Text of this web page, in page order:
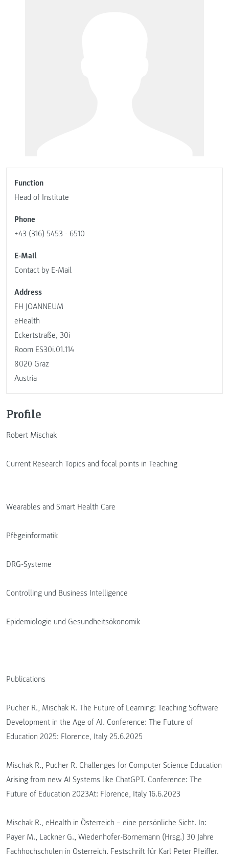
Function
Head of Institute
Phone
+43 (316) 5453 - 6510
E-Mail
Contact by E-Mail
Address
FH JOANNEUM
eHealth
Eckertstraße, 30i
Room ES30i.01.114
8020 Graz
Austria
Profile
Robert Mischak
Current Research Topics and focal points in Teaching
Wearables and Smart Health Care
Pflegeinformatik
DRG-Systeme
Controlling und Business Intelligence
Epidemiologie und Gesundheitsökonomik
Publications
Pucher R., Mischak R. The Future of Learning: Teaching Software
Development in the Age of AI. Conference: The Future of
Education 2025: Florence, Italy 25.6.2025
Mischak R., Pucher R. Challenges for Computer Science Education
Arising from new AI Systems like ChatGPT. Conference: The
Future of Education 2023At: Florence, Italy 16.6.2023
Mischak R., eHealth in Österreich – eine persönliche Sicht. In:
Payer M., Lackner G., Wiedenhofer-Bornemann (Hrsg.) 30 Jahre
Fachhochschulen in Österreich. Festschrift für Karl Peter Pfeiffer.